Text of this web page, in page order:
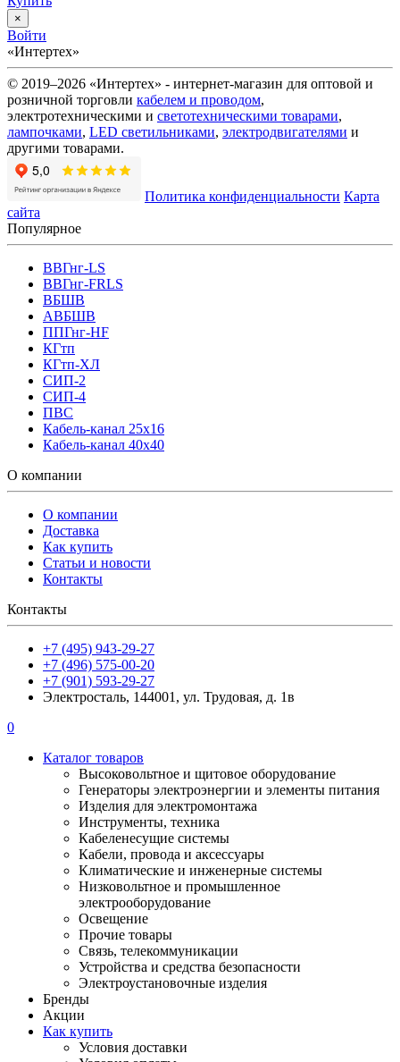
×
Войти
«Интертех»
© 2019–2026 «Интертех» - интернет-магазин для оптовой и
розничной торговли кабелем и проводом,
электротехническими и светотехническими товарами,
лампочками, LED светильниками, электродвигателями и
другими товарами.
Политика конфиденциальности Карта
сайта
Популярное
ВВГнг-LS
ВВГнг-FRLS
ВБШВ
АВБШВ
ППГнг-HF
КГтп
КГтп-ХЛ
СИП-2
СИП-4
ПВС
Кабель-канал 25х16
Кабель-канал 40х40
О компании
О компании
Доставка
Как купить
Статьи и новости
Контакты
Контакты
+7 (495) 943-29-27
+7 (496) 575-00-20
+7 (901) 593-29-27
Электросталь, 144001, ул. Трудовая, д. 1в
0
Каталог товаров
Высоковольтное и щитовое оборудование
Генераторы электроэнергии и элементы питания
Изделия для электромонтажа
Инструменты, техника
Кабеленесущие системы
Кабели, провода и аксессуары
Климатические и инженерные системы
Низковольтное и промышленное
электрооборудование
Освещение
Прочие товары
Связь, телекоммуникации
Устройства и средства безопасности
Электроустановочные изделия
Бренды
Акции
Как купить
Условия доставки